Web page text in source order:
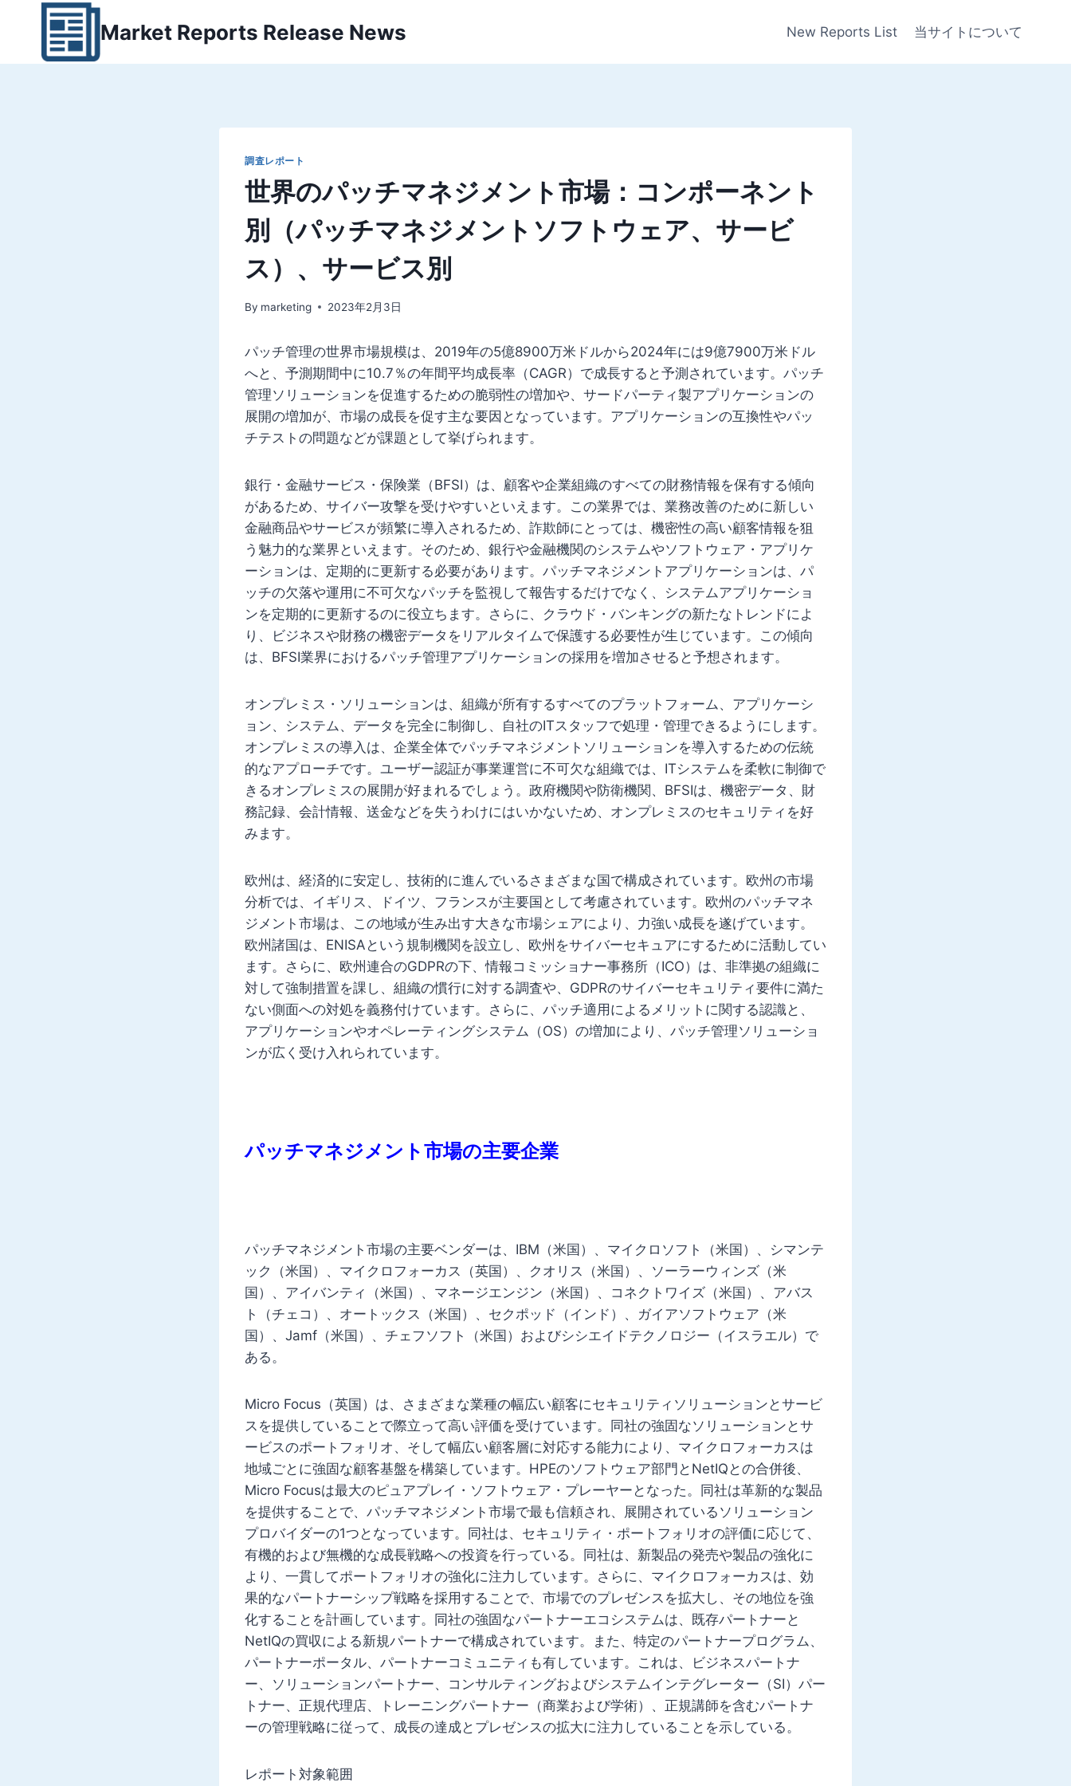
Market Reports Release News New Reports List 当サイトについて
調査レポート
世界のパッチマネジメント市場：コンポーネント
別（パッチマネジメントソフトウェア、サービ
ス）、サービス別
By marketing 2023年2月3日
パッチ管理の世界市場規模は、2019年の5億8900万米ドルから2024年には9億7900万米ドル
へと、予測期間中に10.7％の年間平均成長率（CAGR）で成長すると予測されています。パッチ
管理ソリューションを促進するための脆弱性の増加や、サードパーティ製アプリケーションの
展開の増加が、市場の成長を促す主な要因となっています。アプリケーションの互換性やパッ
チテストの問題などが課題として挙げられます。
銀行・金融サービス・保険業（BFSI）は、顧客や企業組織のすべての財務情報を保有する傾向
があるため、サイバー攻撃を受けやすいといえます。この業界では、業務改善のために新しい
金融商品やサービスが頻繁に導入されるため、詐欺師にとっては、機密性の高い顧客情報を狙
う魅力的な業界といえます。そのため、銀行や金融機関のシステムやソフトウェア・アプリケ
ーションは、定期的に更新する必要があります。パッチマネジメントアプリケーションは、パ
ッチの欠落や運用に不可欠なパッチを監視して報告するだけでなく、システムアプリケーショ
ンを定期的に更新するのに役立ちます。さらに、クラウド・バンキングの新たなトレンドによ
り、ビジネスや財務の機密データをリアルタイムで保護する必要性が生じています。この傾向
は、BFSI業界におけるパッチ管理アプリケーションの採用を増加させると予想されます。
オンプレミス・ソリューションは、組織が所有するすべてのプラットフォーム、アプリケーシ
ョン、システム、データを完全に制御し、自社のITスタッフで処理・管理できるようにします。
オンプレミスの導入は、企業全体でパッチマネジメントソリューションを導入するための伝統
的なアプローチです。ユーザー認証が事業運営に不可欠な組織では、ITシステムを柔軟に制御で
きるオンプレミスの展開が好まれるでしょう。政府機関や防衛機関、BFSIは、機密データ、財
務記録、会計情報、送金などを失うわけにはいかないため、オンプレミスのセキュリティを好
みます。
欧州は、経済的に安定し、技術的に進んでいるさまざまな国で構成されています。欧州の市場
分析では、イギリス、ドイツ、フランスが主要国として考慮されています。欧州のパッチマネ
ジメント市場は、この地域が生み出す大きな市場シェアにより、力強い成長を遂げています。
欧州諸国は、ENISAという規制機関を設立し、欧州をサイバーセキュアにするために活動してい
ます。さらに、欧州連合のGDPRの下、情報コミッショナー事務所（ICO）は、非準拠の組織に
対して強制措置を課し、組織の慣行に対する調査や、GDPRのサイバーセキュリティ要件に満た
ない側面への対処を義務付けています。さらに、パッチ適用によるメリットに関する認識と、
アプリケーションやオペレーティングシステム（OS）の増加により、パッチ管理ソリューショ
ンが広く受け入れられています。
パッチマネジメント市場の主要企業
パッチマネジメント市場の主要ベンダーは、IBM（米国）、マイクロソフト（米国）、シマンテ
ック（米国）、マイクロフォーカス（英国）、クオリス（米国）、ソーラーウィンズ（米
国）、アイバンティ（米国）、マネージエンジン（米国）、コネクトワイズ（米国）、アバス
ト（チェコ）、オートックス（米国）、セクポッド（インド）、ガイアソフトウェア（米
国）、Jamf（米国）、チェフソフト（米国）およびシシエイドテクノロジー（イスラエル）で
ある。
Micro Focus（英国）は、さまざまな業種の幅広い顧客にセキュリティソリューションとサービ
スを提供していることで際立って高い評価を受けています。同社の強固なソリューションとサ
ービスのポートフォリオ、そして幅広い顧客層に対応する能力により、マイクロフォーカスは
地域ごとに強固な顧客基盤を構築しています。HPEのソフトウェア部門とNetIQとの合併後、
Micro Focusは最大のピュアプレイ・ソフトウェア・プレーヤーとなった。同社は革新的な製品
を提供することで、パッチマネジメント市場で最も信頼され、展開されているソリューション
プロバイダーの1つとなっています。同社は、セキュリティ・ポートフォリオの評価に応じて、
有機的および無機的な成長戦略への投資を行っている。同社は、新製品の発売や製品の強化に
より、一貫してポートフォリオの強化に注力しています。さらに、マイクロフォーカスは、効
果的なパートナーシップ戦略を採用することで、市場でのプレゼンスを拡大し、その地位を強
化することを計画しています。同社の強固なパートナーエコシステムは、既存パートナーと
NetIQの買収による新規パートナーで構成されています。また、特定のパートナープログラム、
パートナーポータル、パートナーコミュニティも有しています。これは、ビジネスパートナ
ー、ソリューションパートナー、コンサルティングおよびシステムインテグレーター（SI）パー
トナー、正規代理店、トレーニングパートナー（商業および学術）、正規講師を含むパートナ
ーの管理戦略に従って、成長の達成とプレゼンスの拡大に注力していることを示している。
レポート対象範囲